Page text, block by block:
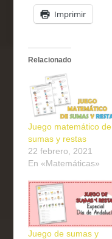
Imprimir
Relacionado
Juego matemático de
sumas y restas
22 febrero, 2021
En «Matemáticas»
Juego de sumas y